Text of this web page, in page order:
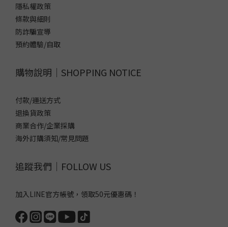
隱私權政策
條款與細則
防詐騙宣導
預約體驗/自取
購物說明｜SHOPPING NOTICE
付款/運送方式
退換貨政策
商業合作/企業採購
海外訂購須知/常見問題
追蹤我們｜FOLLOW US
加入LINE官方帳號，領取50元優惠碼！